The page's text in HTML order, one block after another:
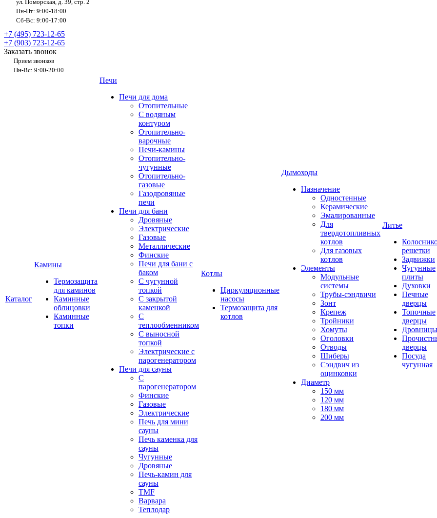
ул. Поморская, д. 39, стр. 2
Пн-Пт: 9:00-18:00
Сб-Вс: 9:00-17:00
+7 (495) 723-12-65
+7 (903) 723-12-65
Заказать звонок
Прием звонков
Пн-Вс: 9:00-20:00
Каталог
Камины
Термозащита
для каминов
Каминные
облицовки
Каминные
топки
Печи
Печи для дома
Отопительные
C водяным
контуром
Отопительно-
варочные
Печи-камины
Отопительно-
чугунные
Отопительно-
газовые
Газодровяные
печи
Печи для бани
Дровяные
Электрические
Газовые
Металлические
Финские
Печи для бани с
баком
С чугунной
топкой
С закрытой
каменкой
С
теплообменником
С выносной
топкой
Электрические с
парогенератором
Печи для сауны
С
парогенератором
Финские
Газовые
Электрические
Печь для мини
сауны
Печь каменка для
сауны
Чугунные
Дровяные
Печь-камин для
сауны
TMF
Варвара
Теплодар
Котлы
Циркуляционные
насосы
Термозащита для
котлов
Дымоходы
Назначение
Одностенные
Керамические
Эмалированные
Для
твердотопливных
котлов
Для газовых
котлов
Элементы
Модульные
системы
Трубы-сэндвичи
Зонт
Крепеж
Тройники
Хомуты
Оголовки
Отводы
Шиберы
Сэндвич из
оцинковки
Диаметр
150 мм
120 мм
180 мм
200 мм
Литье
решетки
Задвижки
Чугунные
плиты
Духовки
Печные
дверцы
Топочные
дверцы
Дровницы
дверцы
Посуда
чугунная